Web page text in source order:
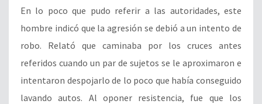
En lo poco que pudo referir a las autoridades, este
hombre indicó que la agresión se debió a un intento de
robo. Relató que caminaba por los cruces antes
referidos cuando un par de sujetos se le aproximaron e
intentaron despojarlo de lo poco que había conseguido
lavando autos. Al oponer resistencia, fue que los